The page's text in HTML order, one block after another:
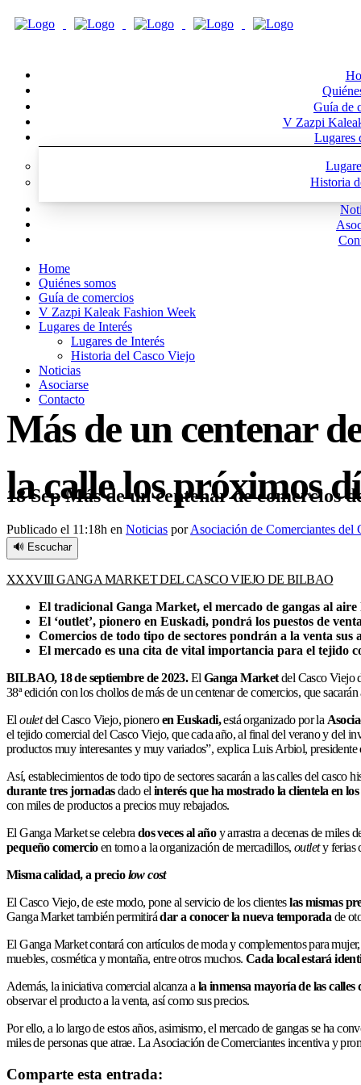
Guía de
V Zazpi
Lugares
Historia
Home
Quiénes somos
Guía de comercios
V Zazpi Kaleak Fashion Week
Lugares de Interés
Lugares de Interés
Historia del Casco Viejo
Noticias
Asociarse
Contacto
Más de un centenar
la calle los próximos
18 SepMás de un centenar de comercios
Publicado el 11:18h en Noticias porAsociación de Comerciantes del
🔊 Escuchar
XXXVIII GANGA MARKET DEL CASCO VIEJO DE BILBAO
El tradicional Ganga Market, el mercado de gangas al
El ‘outlet’, pionero en Euskadi, pondrá los puestos de
Comercios de todo tipo de sectores pondrán a la venta
El mercado es una cita de vital importancia para el tejido
BILBAO, 18 de septiembre de 2023.ElGanga Marketdel Casco Viejo
38ª edición con los chollos de más de un centenar de comercios, que
Elouletdel Casco Viejo, pioneroen Euskadi,está organizado por la
el tejido comercial del Casco Viejo, que cada año, al final del verano y del
productos muy interesantes y muy variados”, explica Luis Arbiol, presidente
Así, establecimientos de todo tipo de sectores sacarán a las calles del casco
durante tres jornadasdado elinterés que ha mostrado la clientela en
con miles de productos a precios muy rebajados.
El Ganga Market se celebrados veces al añoy arrastra a decenas de miles
pequeño comercioen torno a la organización de mercadillos,outlety ferias
Misma calidad, a preciolow cost
El Casco Viejo, de este modo, pone al servicio de los clienteslas mismas
Ganga Market también permitirádar a conocer la nueva temporadade
El Ganga Market contará con artículos de moda y complementos para
muebles, cosmética y montaña, entre otros muchos. Cada local estará
Además, la iniciativa comercial alcanza ala inmensa mayoría de las calles
observar el producto a la venta, así como sus precios.
Por ello, a lo largo de estos años, asimismo, el mercado de gangas se ha
miles de personas que atrae. La Asociación de Comerciantes incentiva y
Comparte esta entrada: